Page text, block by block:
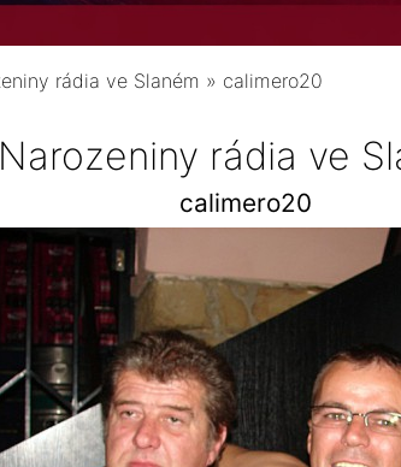
rádia ve Slaném » calimero20
Narozeniny rádia ve
calimero20